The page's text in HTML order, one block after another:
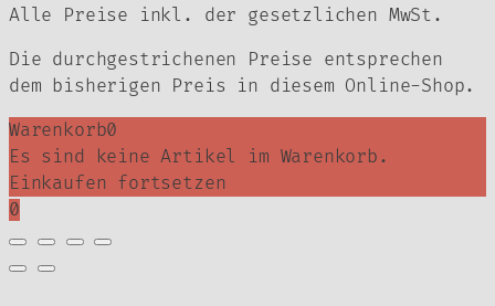
Alle Preise inkl. der gesetzlichen MwSt.
Die durchgestrichenen Preise entsprechen
dem bisherigen Preis in diesem Online-Shop.
Warenkorb0
Es sind keine Artikel im Warenkorb.
Einkaufen fortsetzen
0